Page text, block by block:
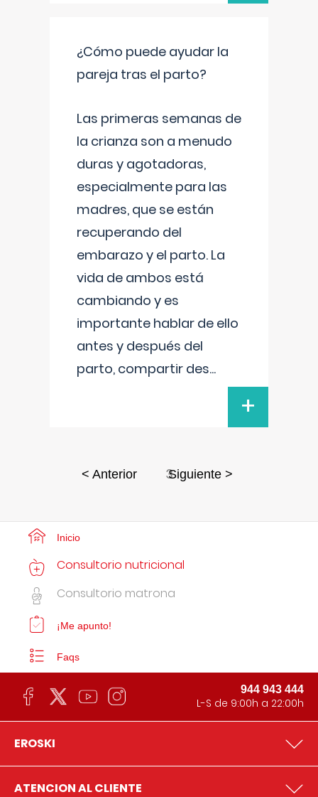
¿Cómo puede ayudar la
pareja tras el parto?
Las primeras semanas de
la crianza son a menudo
duras y agotadoras,
especialmente para las
madres, que se están
recuperando del
embarazo y el parto. La
vida de ambos está
cambiando y es
importante hablar de ello
antes y después del
parto, compartir des...
+
< Anterior 3Siguiente >
Inicio
Consultorio nutricional
Consultorio matrona
¡Me apunto!
Faqs
944 943 444
L-S de 9:00h a 22:00h
EROSKI
ATENCION AL CLIENTE